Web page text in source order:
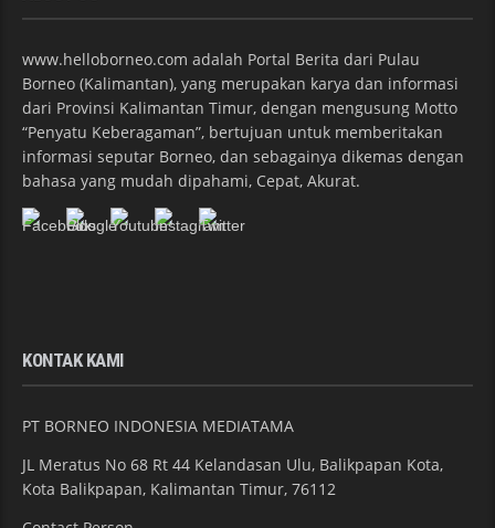
www.helloborneo.com adalah Portal Berita dari Pulau
Borneo (Kalimantan), yang merupakan karya dan informasi
dari Provinsi Kalimantan Timur, dengan mengusung Motto
“Penyatu Keberagaman”, bertujuan untuk memberitakan
informasi seputar Borneo, dan sebagainya dikemas dengan
bahasa yang mudah dipahami, Cepat, Akurat.
KONTAK KAMI
PT BORNEO INDONESIA MEDIATAMA
JL Meratus No 68 Rt 44 Kelandasan Ulu, Balikpapan Kota,
Kota Balikpapan, Kalimantan Timur, 76112